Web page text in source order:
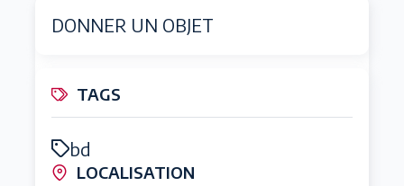
DONNER UN OBJET
TAGS
bd
LOCALISATION